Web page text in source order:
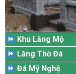
Khu Lăng Mộ
Lăng Thờ Đá
Đá Mỹ Nghệ